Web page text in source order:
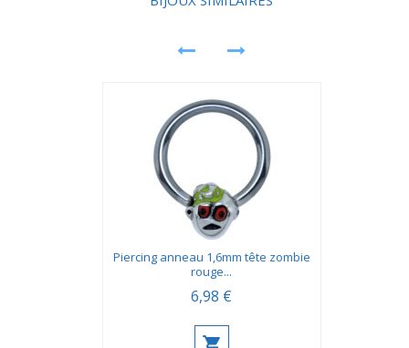
Piercing anneau 1,6mm tête zombie
rouge...
6,98 €